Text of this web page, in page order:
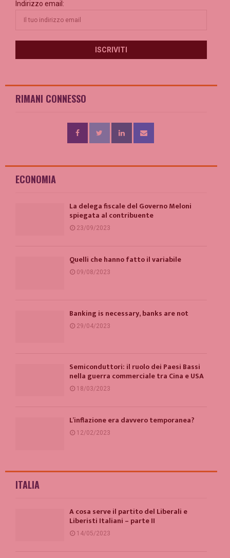
Indirizzo email:
RIMANI CONNESSO
ECONOMIA
La delega fiscale del Governo Meloni
spiegata al contribuente
23/09/2023
Quelli che hanno fatto il variabile
09/08/2023
Banking is necessary, banks are not
29/04/2023
Semiconduttori: il ruolo dei Paesi Bassi
nella guerra commerciale tra Cina e USA
18/03/2023
L’inflazione era davvero temporanea?
12/02/2023
ITALIA
A cosa serve il partito del Liberali e
Liberisti Italiani – parte II
14/05/2023